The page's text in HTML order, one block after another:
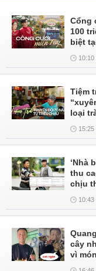
Cổng
100
biệt
10:10
Tiệm
loại
15:25
‘Nhà
thu
chịu
10:43
cây
vì